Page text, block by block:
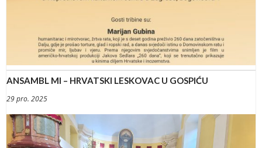
ANSAMBL MI – HRVATSKI LESKOVAC U GOSPIĆU
29 pro. 2025